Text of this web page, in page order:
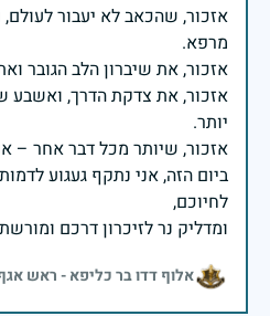
אזכור, שהכאב לא יעבור
אזכור, את צדקת הדרך, ואשבע
ביום הזה, אני נתקף געגוע
ומדליק נר לזיכרון דרכם
אלוף דדו בר כליפא - ראש